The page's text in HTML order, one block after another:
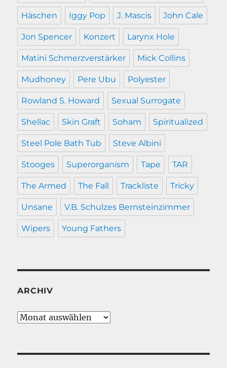
Häschen Iggy Pop J. Mascis John Cale
Jon Spencer Konzert Larynx Hole
Matini Schmerzverstärker Mick Collins
Mudhoney Pere Ubu Polyester
Rowland S. Howard Sexual Surrogate
Shellac Skin Graft Soham Spiritualized
Steel Pole Bath Tub Steve Albini
Stooges Superorganism Tape TAR
The Armed The Fall Trackliste Tricky
Unsane V.B. Schulzes Bernsteinzimmer
Wipers Young Fathers
ARCHIV
Archiv